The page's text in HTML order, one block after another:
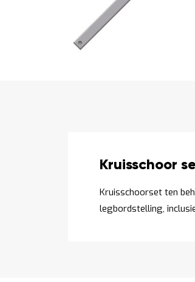
Kruisschoor
Kruisschoorset ten
legbordstelling,